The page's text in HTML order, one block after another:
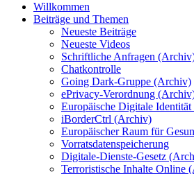
Willkommen
Beiträge und Themen
Neueste Beiträge
Neueste Videos
Schriftliche Anfragen
Chatkontrolle
Going Dark-Gruppe (Archiv)
ePrivacy-Verordnung
Europäische Digitale
iBorderCtrl (Archiv)
Europäischer Raum für
Vorratsdatenspeicherung
Digitale-Dienste-Gesetz
Terroristische Inhalte Online